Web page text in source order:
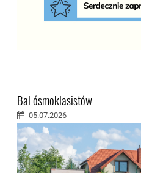
Bal ósmoklasistów
05.07.2026